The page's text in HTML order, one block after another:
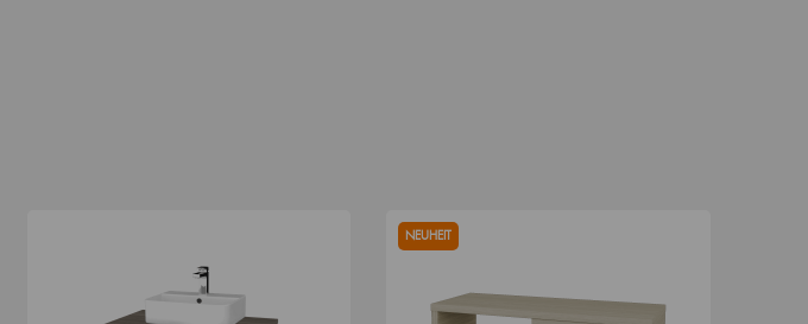
NEUHEIT